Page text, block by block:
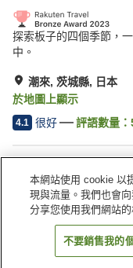
探索板子的四個季節，
中。
潮來, 茨城縣, 日本
於地圖上顯示
4.1 很好 評語數量：
停車場
自動販賣機
日本 茨城縣
本網站使用 cookie 以
現與流量。我們也會
分享您使用我們網站的
不要銷售我的